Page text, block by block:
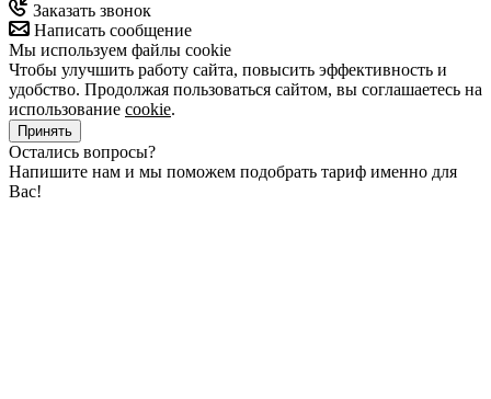
Заказать звонок
Написать сообщение
Мы используем файлы cookie
Чтобы улучшить работу сайта, повысить эффективность и
удобство. Продолжая пользоваться сайтом, вы соглашаетесь на
использование cookie.
Принять
Остались вопросы?
Напишите нам и мы поможем подобрать тариф именно для
Вас!